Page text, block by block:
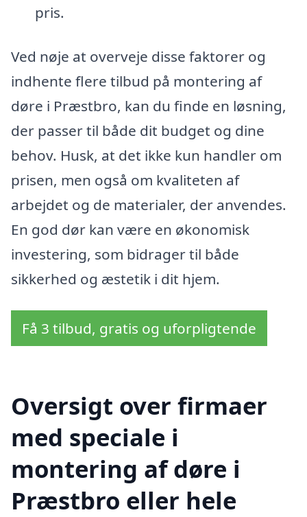
pris.
Ved nøje at overveje disse faktorer og
indhente flere tilbud på montering af
døre i Præstbro, kan du finde en løsning,
der passer til både dit budget og dine
behov. Husk, at det ikke kun handler om
prisen, men også om kvaliteten af
arbejdet og de materialer, der anvendes.
En god dør kan være en økonomisk
investering, som bidrager til både
sikkerhed og æstetik i dit hjem.
Få 3 tilbud, gratis og uforpligtende
Oversigt over firmaer
med speciale i
montering af døre i
Præstbro eller hele